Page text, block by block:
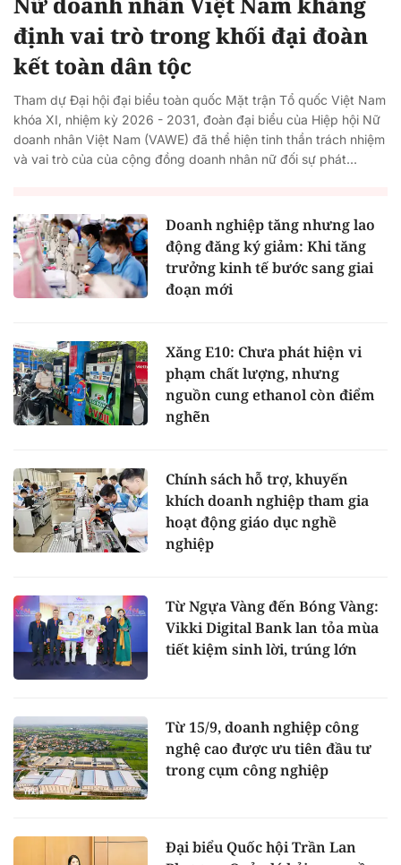
định vai trò trong khối đại đoàn
kết toàn dân tộc
Tham dự Đại hội đại biểu toàn quốc Mặt trận Tổ quốc Việt Nam
khóa XI, nhiệm kỳ 2026 - 2031, đoàn đại biểu của Hiệp hội Nữ
doanh nhân Việt Nam (VAWE) đã thể hiện tinh thần trách nhiệm
và vai trò của của cộng đồng doanh nhân nữ đối sự phát...
Doanh nghiệp tăng nhưng lao
động đăng ký giảm: Khi tăng
trưởng kinh tế bước sang giai
đoạn mới
Xăng E10: Chưa phát hiện vi
phạm chất lượng, nhưng
nguồn cung ethanol còn điểm
nghẽn
Chính sách hỗ trợ, khuyến
khích doanh nghiệp tham gia
hoạt động giáo dục nghề
nghiệp
Từ Ngựa Vàng đến Bóng Vàng:
Vikki Digital Bank lan tỏa mùa
tiết kiệm sinh lời, trúng lớn
Từ 15/9, doanh nghiệp công
nghệ cao được ưu tiên đầu tư
trong cụm công nghiệp
Đại biểu Quốc hội Trần Lan